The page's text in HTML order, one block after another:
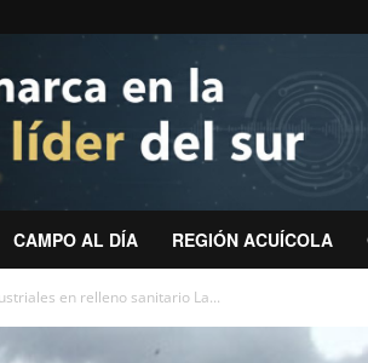
CAMPO AL DÍA REGIÓN ACUÍCOLA
en relleno sanitario La...